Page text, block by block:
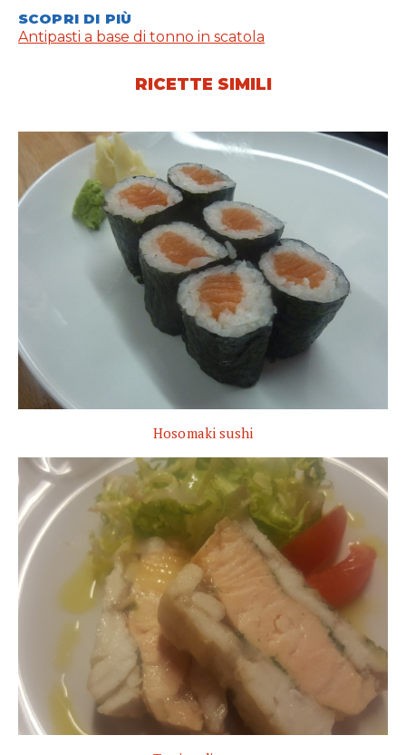
SCOPRI DI PIÙ
Antipasti a base di tonno in scatola
RICETTE SIMILI
Hosomaki sushi